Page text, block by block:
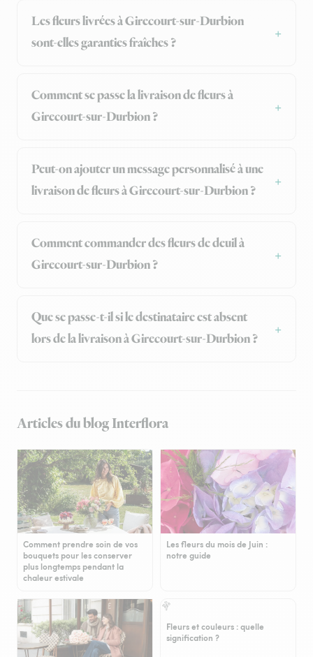
Les fleurs livrées à Girecourt-sur-Durbion
sont-elles garanties fraîches ?
Comment se passe la livraison de fleurs à
Girecourt-sur-Durbion ?
Peut-on ajouter un message personnalisé à une
livraison de fleurs à Girecourt-sur-Durbion ?
Comment commander des fleurs de deuil à
Girecourt-sur-Durbion ?
Que se passe-t-il si le destinataire est absent
lors de la livraison à Girecourt-sur-Durbion ?
Articles du blog Interflora
Comment prendre soin de vos
bouquets pour les conserver
plus longtemps pendant la
chaleur estivale
Les fleurs du mois de Juin :
notre guide
Fleurs et couleurs : quelle
signification ?